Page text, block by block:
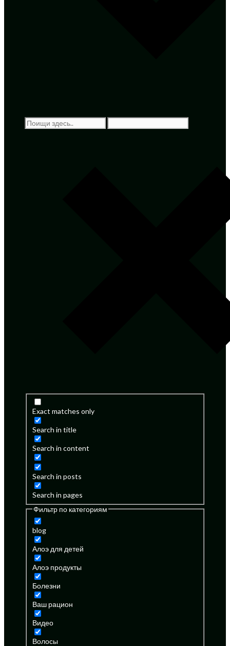
Exact matches only
Search in title
Search in content
Search in posts
Search in pages
Фильтр по категориям
blog
Алоэ для детей
Алоэ продукты
Болезни
Ваш рацион
Видео
Волосы